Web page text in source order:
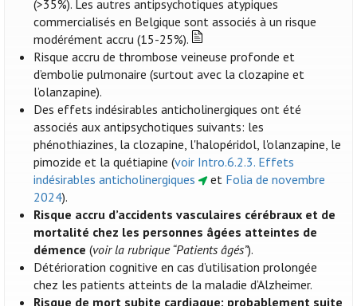
(>35%). Les autres antipsychotiques atypiques
commercialisés en Belgique sont associés à un risque
modérément accru (15-25%).
Risque accru de thrombose veineuse profonde et
d’embolie pulmonaire (surtout avec la clozapine et
l’olanzapine).
Des effets indésirables anticholinergiques ont été
associés aux antipsychotiques suivants: les
phénothiazines, la clozapine, l'halopéridol, l'olanzapine, le
pimozide et la quétiapine (voir Intro.6.2.3. Effets
indésirables anticholinergiques
et Folia de novembre
2024).
Risque accru d’accidents vasculaires cérébraux et de
mortalité chez les personnes âgées atteintes de
démence (voir la rubrique “Patients âgés”).
Détérioration cognitive en cas d’utilisation prolongée
chez les patients atteints de la maladie d’Alzheimer.
Risque de mort subite cardiaque: probablement suite